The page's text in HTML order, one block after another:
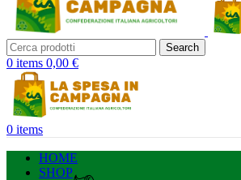
Search
0 items 0,00 €
0 items
HOME
SHOP